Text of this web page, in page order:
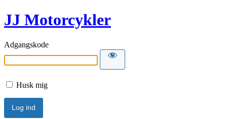
JJ Motorcykler
Adgangskode
Husk mig